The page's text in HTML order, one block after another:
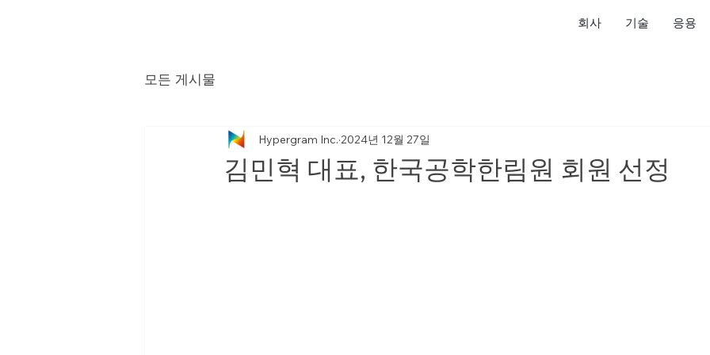
회사 기술 응용
모든 게시물
김민혁 대표, 한국공학한림원 회원 선정
Hypergram Inc. 2024년 12월 27일